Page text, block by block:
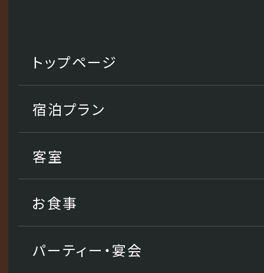
トップページ
宿泊プラン
客室
お食事
パーティー・宴会